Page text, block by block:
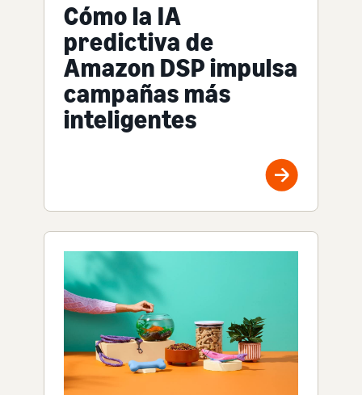
Cómo la IA
predictiva de
Amazon DSP impulsa
campañas más
inteligentes